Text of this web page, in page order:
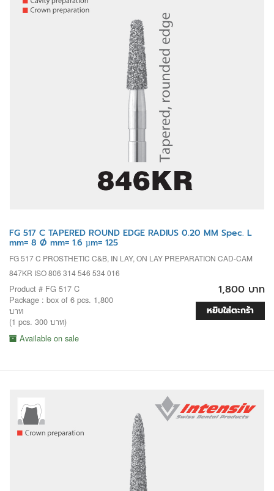
FG 517 C TAPERED ROUND EDGE RADIUS 0.20 MM Spec. L
mm= 8 Ø mm= 1.6 µm= 125
FG 517 C PROSTHETIC C&B, IN LAY, ON LAY PREPARATION CAD-CAM
847KR ISO 806 314 546 534 016
Product # FG 517 C
Package : box of 6 pcs. 1,800
บาท
(1 pcs. 300 บาท)
Available on sale
1,800 บาท
หยิบใส่ตะกร้า